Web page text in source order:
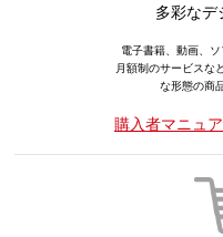
多彩なデ
電子書籍、動画、ソ
月額制のサービスな
な形態の商
購入者マニュ